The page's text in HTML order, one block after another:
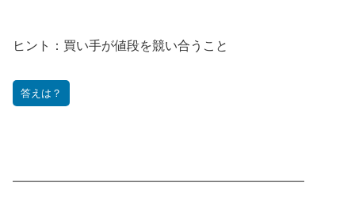
ヒント： 買い手が値段を競い合うこと
答えは？
———————————————————————